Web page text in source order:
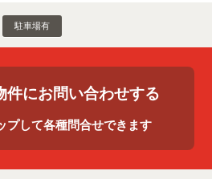
駐車場有
件にお問い合わせする
プして各種問合せできます